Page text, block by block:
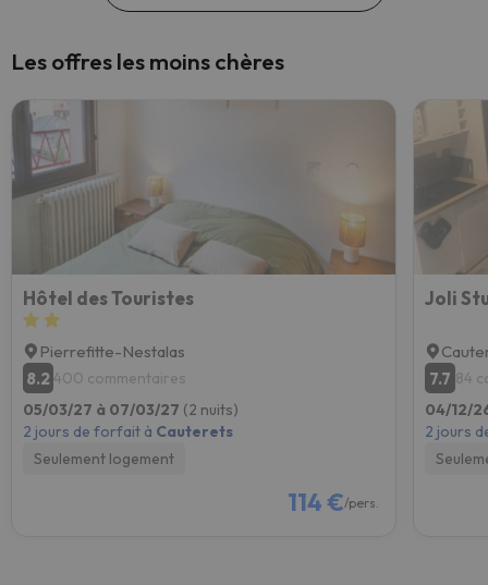
Les offres les moins chères
Hôtel des Touristes
Pierrefitte-Nestalas
8.2 400 commentaires
05/03/27 à 07/03/27 (2 nuits)
2 jours de forfait à Cauterets
Seulement logement
114 €/pers.
Joli
7.7 84
04/12/
2 jours